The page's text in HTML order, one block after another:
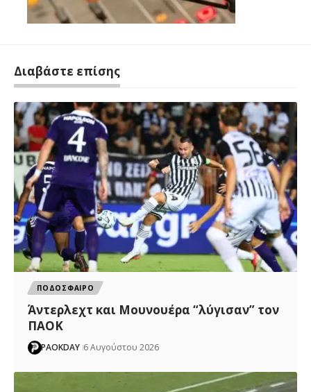
Διαβάστε επίσης
ΠΟΔΟΣΦΑΙΡΟ
Άντερλεχτ και Μουνουέρα “λύγισαν” τον
ΠΑΟΚ
PAOKDAY 6 Αυγούστου 2026